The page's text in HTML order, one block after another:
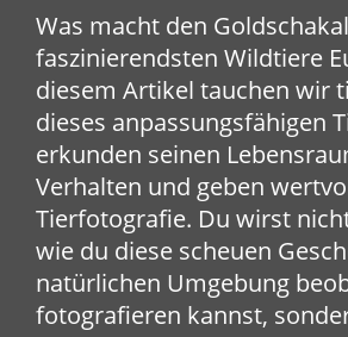
Was macht den
faszinierendsten Wildtiere
diesem Artikel tauchen wir
dieses anpassungsfähigen
erkunden seinen
Verhalten und geben
Tierfotografie. Du wirst
wie du diese scheuen
natürlichen Umgebung
fotografieren kannst,